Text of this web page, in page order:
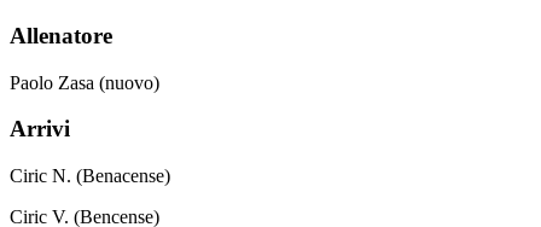
Allenatore
Paolo Zasa (nuovo)
Arrivi
Ciric N. (Benacense)
Ciric V. (Bencense)